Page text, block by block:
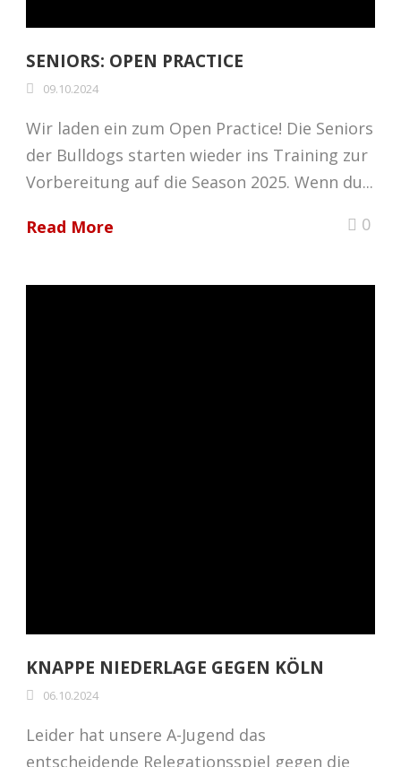
SENIORS: OPEN PRACTICE
09.10.2024
Wir laden ein zum Open Practice! Die Seniors
der Bulldogs starten wieder ins Training zur
Vorbereitung auf die Season 2025. Wenn du...
Read More 0
KNAPPE NIEDERLAGE GEGEN KÖLN
06.10.2024
Leider hat unsere A-Jugend das
entscheidende Relegationsspiel gegen die